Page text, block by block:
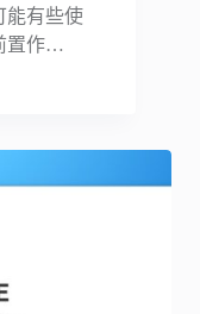
能有些使
置作…